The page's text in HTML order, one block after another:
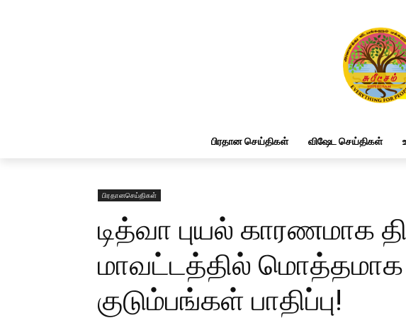
பிரதான செய்திகள் விஷேட செய்திகள்
பிரதானசெய்திகள்
டித்வா புயல் காரணமாக
மாவட்டத்தில் மொத்தமாக
குடும்பங்கள் பாதிப்பு!